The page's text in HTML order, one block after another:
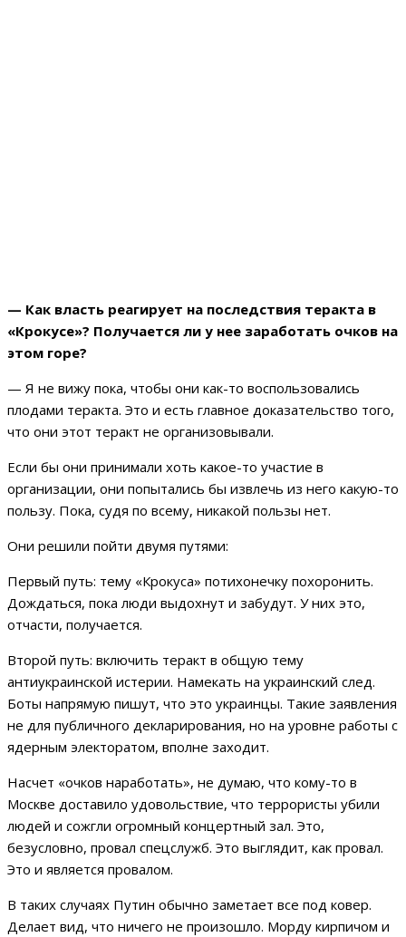
— Как власть реагирует на последствия теракта в
«Крокусе»? Получается ли у нее заработать очков на
этом горе?
— Я не вижу пока, чтобы они как-то воспользовались
плодами теракта. Это и есть главное доказательство того,
что они этот теракт не организовывали.
Если бы они принимали хоть какое-то участие в
организации, они попытались бы извлечь из него какую-то
пользу. Пока, судя по всему, никакой пользы нет.
Они решили пойти двумя путями:
Первый путь: тему «Крокуса» потихонечку похоронить.
Дождаться, пока люди выдохнут и забудут. У них это,
отчасти, получается.
Второй путь: включить теракт в общую тему
антиукраинской истерии. Намекать на украинский след.
Боты напрямую пишут, что это украинцы. Такие заявления
не для публичного декларирования, но на уровне работы с
ядерным электоратом, вполне заходит.
Насчет «очков наработать», не думаю, что кому-то в
Москве доставило удовольствие, что террористы убили
людей и сожгли огромный концертный зал. Это,
безусловно, провал спецслужб. Это выглядит, как провал.
Это и является провалом.
В таких случаях Путин обычно заметает все под ковер.
Делает вид, что ничего не произошло. Морду кирпичом и